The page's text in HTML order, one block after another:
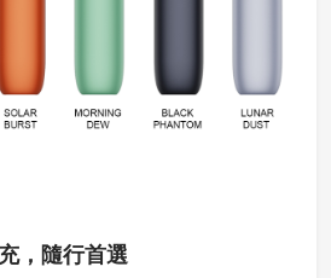
，隨行首選